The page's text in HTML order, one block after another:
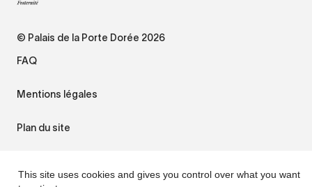
© Palais de la Porte Dorée 2026
FAQ
Mentions légales
Plan du site
This site uses cookies and gives you control over what you want